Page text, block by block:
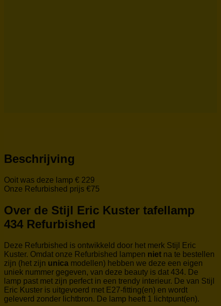
Beschrijving
Ooit was deze lamp € 229
Onze Refurbished prijs €75
Over de Stijl Eric Kuster tafellamp
434 Refurbished
Deze Refurbished is ontwikkeld door het merk Stijl Eric
Kuster. Omdat onze Refurbished lampen niet na te bestellen
zijn (het zijn unica modellen) hebben we deze een eigen
uniek nummer gegeven, van deze beauty is dat 434. De
lamp past met zijn perfect in een trendy interieur. De van Stijl
Eric Kuster is uitgevoerd met E27-fitting(en) en wordt
geleverd zonder lichtbron. De lamp heeft 1 lichtpunt(en).